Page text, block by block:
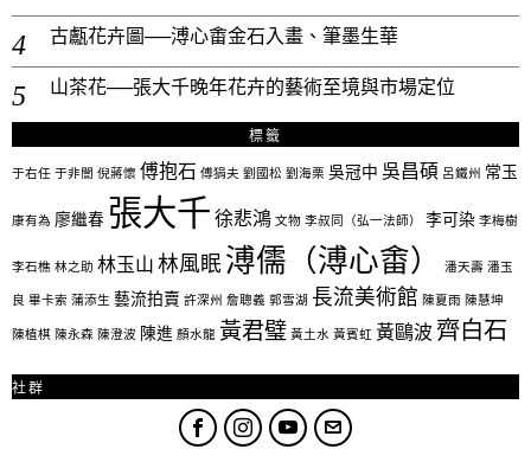
古甗花卉圖──溥心畬金石入畫、筆墨生華
山茶花──張大千晚年花卉的藝術至境與市場定位
標籤
于右任于非闇 倪蔣懷 傅抱石 傅狷夫 劉國松 劉海栗 吳冠中 吳昌碩 呂鐵州 常玉
康有為 廖繼春 張大千徐悲鴻文物 李叔同（弘一法師） 李可染李梅樹
李石樵林之助 林玉山林風眠溥儒（溥心畬） 潘天壽潘玉
良 畢卡索 蒲添生 藝流拍賣 許深州 詹聰義 郭雪湖 長流美術館 陳夏雨 陳慧坤
陳植棋陳永森 陳澄波 陳進 顏水龍 黃君璧黃土水 黃賓虹 黃鷗波 齊白石
社群